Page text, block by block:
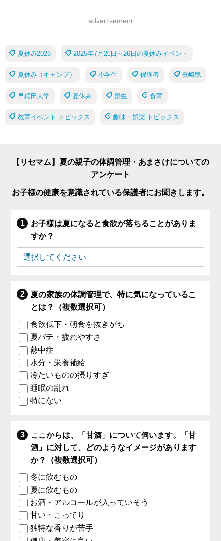
advertisement
夏休み2026 2025年7月20日～26日の夏休みイベント
夏休み（キャンプ） 小学生 保護者 長崎県
早稲田大学 夏休み 昆虫 食育
教育イベント トピックス 趣味・娯楽 トピックス
【リセマム】夏の親子の体調管理・あまさけについての
アンケート
お子様の健康を意識されている保護者にお聞きします。
お子様は夏になると食欲が落ちることがありま
すか？
夏の家族の体調管理で、特に気になっているこ
とは？（複数選択可）
食欲低下・朝食を抜きがち
夏バテ・疲れやすさ
熱中症
水分・栄養補給
冷たいものの摂りすぎ
睡眠の乱れ
特にない
ここからは、「甘酒」について伺います。「甘
酒」に対して、どのようなイメージがあります
か？（複数選択可）
冬に飲むもの
夏に飲むもの
お酒・アルコールが入っていそう
甘い・こってり
独特な香りが苦手